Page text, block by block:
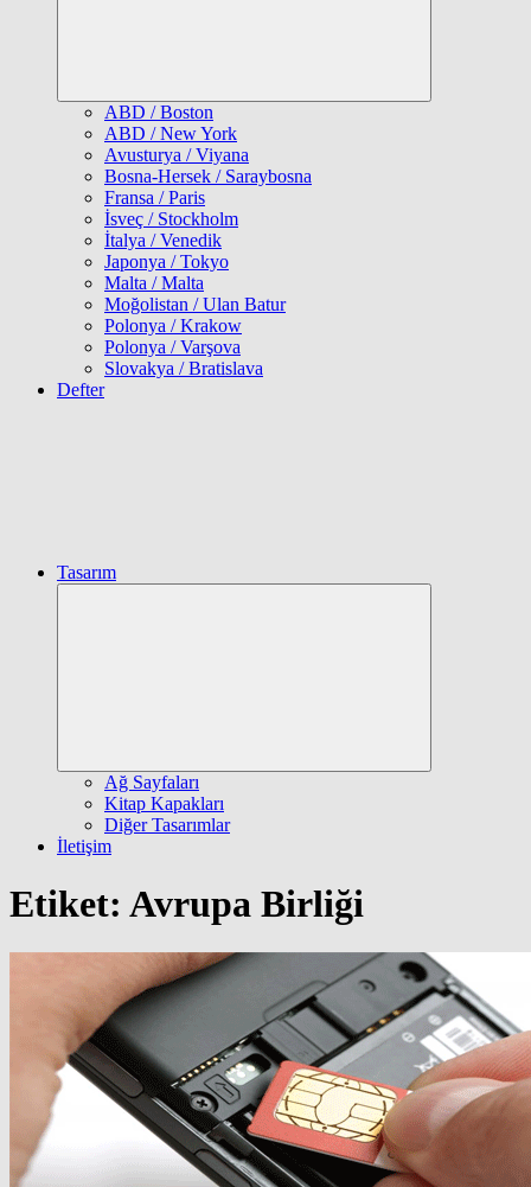
ABD / Boston
ABD / New York
Avusturya / Viyana
Bosna-Hersek / Saraybosna
Fransa / Paris
İsveç / Stockholm
İtalya / Venedik
Japonya / Tokyo
Malta / Malta
Moğolistan / Ulan Batur
Polonya / Krakow
Polonya / Varşova
Slovakya / Bratislava
Defter
Tasarım
Ağ Sayfaları
Kitap Kapakları
Diğer Tasarımlar
İletişim
Etiket: Avrupa Birliği